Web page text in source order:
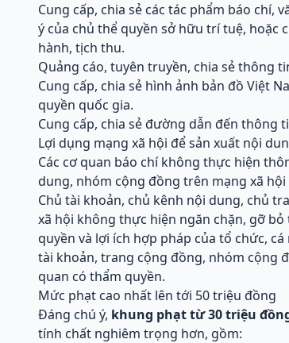
Cung cấp, chia sẻ các tác phẩm báo
ý của chủ thể quyền sở hữu trí tuệ, hoặc
hành, tịch thu.
Quảng cáo, tuyên truyền, chia sẻ thông
Cung cấp, chia sẻ hình ảnh bản đồ Việt
quyền quốc gia.
Cung cấp, chia sẻ đường dẫn đến thông
Lợi dụng mạng xã hội để sản xuất nội
Các cơ quan báo chí không thực hiện
dung, nhóm cộng đồng trên mạng xã
Chủ tài khoản, chủ kênh nội dung, chủ
xã hội không thực hiện ngăn chặn, gỡ
quyền và lợi ích hợp pháp của tổ chức,
tài khoản, trang cộng đồng, nhóm cộng
quan có thẩm quyền.
Mức phạt cao nhất lên tới 50 triệu đồng
Đáng chú ý, khung phạt từ 30 triệu
tính chất nghiêm trọng hơn, gồm: